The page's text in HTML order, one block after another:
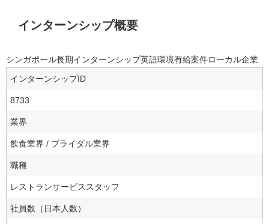
インターンシップ概要
シンガポール長期インターンシップ英語環境有給案件ローカル企業
インターンシップID
8733
業界
飲食業界 / ブライダル業界
職種
レストランサービススタッフ
社員数（日本人数）